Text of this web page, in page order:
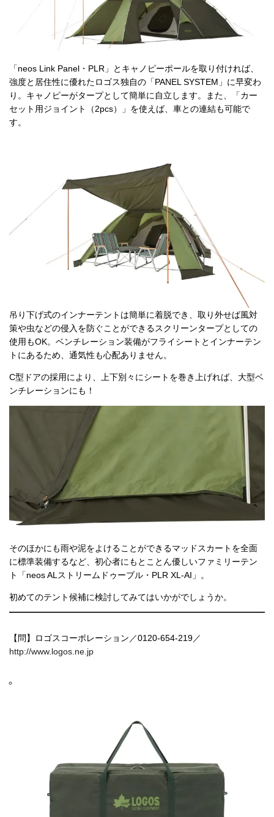
「neos Link Panel・PLR」とキャノピーポールを取り付ければ、
強度と居住性に優れたロゴス独自の「PANEL SYSTEM」に早変わ
り。キャノピーがタープとして簡単に自立します。また、「カー
セット用ジョイント（2pcs）」を使えば、車との連結も可能で
す。
吊り下げ式のインナーテントは簡単に着脱でき、取り外せば風対
策や虫などの侵入を防ぐことができるスクリーンタープとしての
使用もOK。ベンチレーション装備がフライシートとインナーテン
トにあるため、通気性も心配ありません。
C型ドアの採用により、上下別々にシートを巻き上げれば、大型ベ
ンチレーションにも！
そのほかにも雨や泥をよけることができるマッドスカートを全面
に標準装備するなど、初心者にもとことん優しいファミリーテン
ト「neos ALストリームドゥーブル・PLR XL-AI」。
初めてのテント候補に検討してみてはいかがでしょうか。
【問】ロゴスコーポレーション／0120-654-219／
http://www.logos.ne.jp